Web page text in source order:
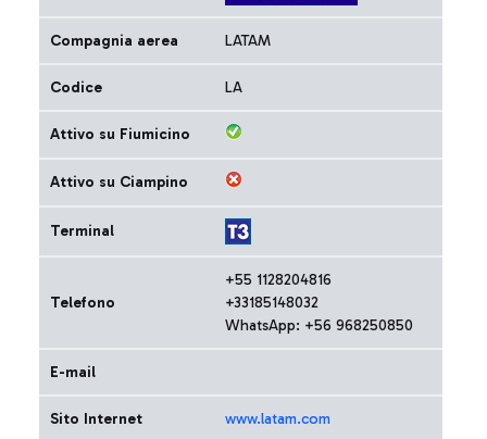
Compagnia aerea LATAM
Codice LA
Attivo su Fiumicino
Attivo su Ciampino
Terminal
Telefono
+55 1128204816
+33185148032
WhatsApp: +56 968250850
E-mail
Sito Internet www.latam.com